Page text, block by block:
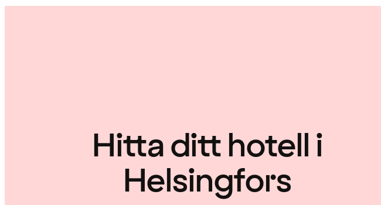
Hitta ditt hotell i
Helsingfors